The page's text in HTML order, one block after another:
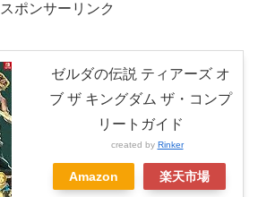
スポンサーリンク
ゼルダの伝説 ティアーズ オ
ブ ザ キングダム ザ・コンプ
リートガイド
created by Rinker
Amazon 楽天市場